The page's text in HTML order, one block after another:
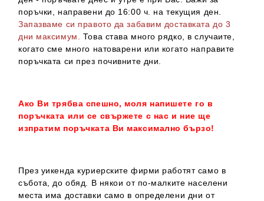
поръчки, направени до 16:00 ч. на текущия ден.
Запазваме си правото да забавим доставката до 3
дни максимум.
Това става много рядко, в случаите,
когато сме много натоварени или когато направите
поръчката си през почивните дни.
Ако Ви трябва спешно, моля напишете го в
поръчката или се свържете с нас и ние ще
изпратим поръчката Ви максимално бързо!
През уикенда куриерските фирми работят само в
събота, до обяд. В някои от по-малките населени
места има доставки само в определени дни от